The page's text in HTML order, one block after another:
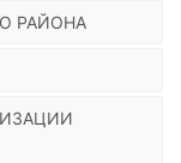
РАЙОНА